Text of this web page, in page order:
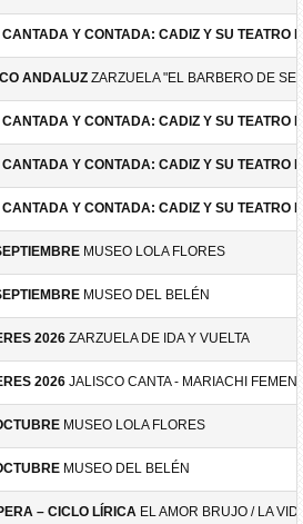
CANTADA Y CONTADA: CADIZ Y SU TEATRO
ANDALUZ ZARZUELA "EL BARBERO DE
CANTADA Y CONTADA: CADIZ Y SU TEATRO
CANTADA Y CONTADA: CADIZ Y SU TEATRO
CANTADA Y CONTADA: CADIZ Y SU TEATRO
MUSEO LOLA FLORES
MUSEO DEL BELÉN
2026 ZARZUELA DE IDA Y VUELTA
2026 JALISCO CANTA - MARIACHI
MUSEO LOLA FLORES
MUSEO DEL BELÉN
– CICLO LÍRICA EL AMOR BRUJO / LA